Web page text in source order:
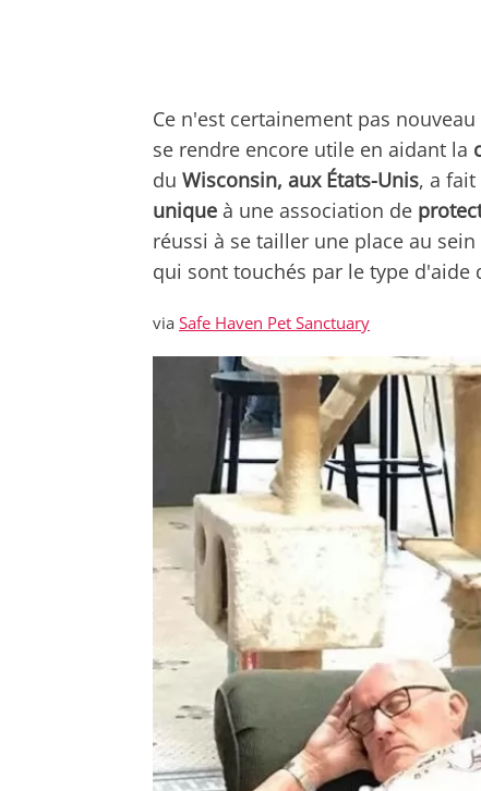
Ce n'est certainement pas
se rendre encore utile en aidant la
du Wisconsin, aux États-Unis, a
unique à une association de
réussi à se tailler une place au sein
qui sont touchés par le type
via Safe Haven Pet Sanctuary